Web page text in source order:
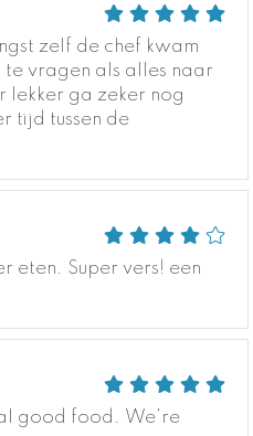
zelf de chef kwam
vragen als alles naar
lekker ga zeker nog
tijd tussen de
eten. Super vers! een
good food. We're